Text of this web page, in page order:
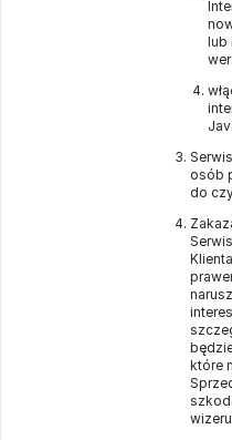
lub
osób
do
które